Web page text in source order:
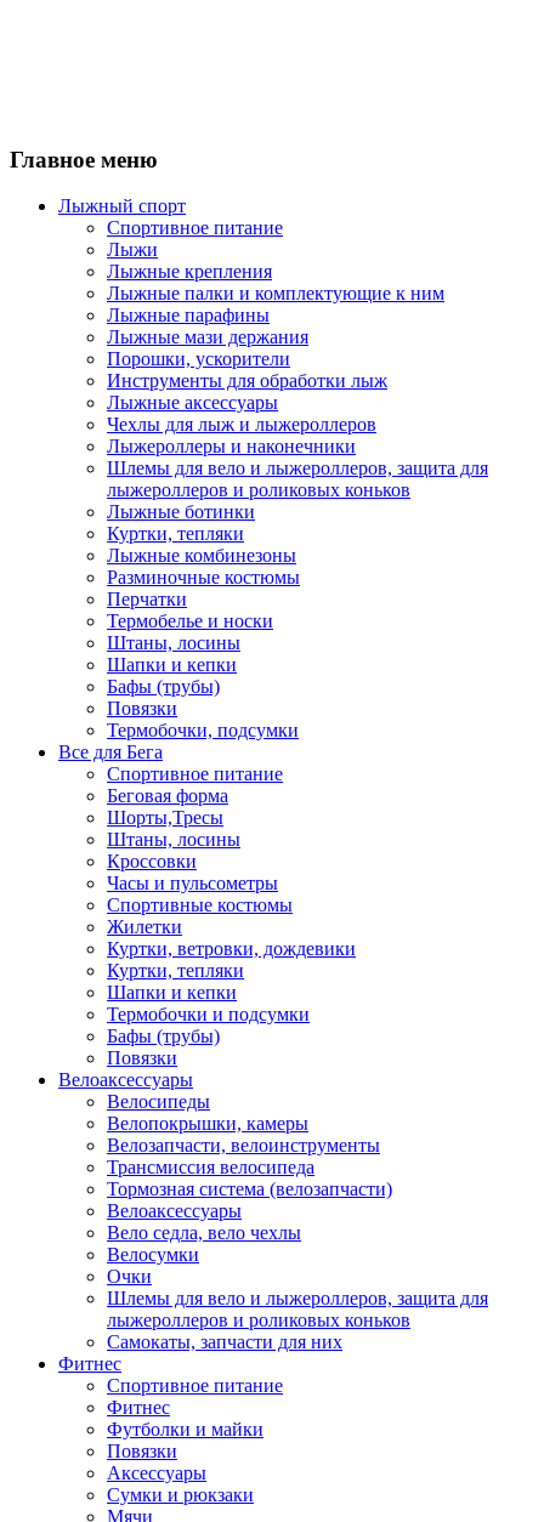
Главное меню
Лыжный спорт
Спортивное питание
Лыжи
Лыжные крепления
Лыжные палки и комплектующие к ним
Лыжные парафины
Лыжные мази держания
Порошки, ускорители
Инструменты для обработки лыж
Лыжные аксессуары
Чехлы для лыж и лыжероллеров
Лыжероллеры и наконечники
Шлемы для вело и лыжероллеров, защита для
лыжероллеров и роликовых коньков
Лыжные ботинки
Куртки, тепляки
Лыжные комбинезоны
Разминочные костюмы
Перчатки
Термобелье и носки
Штаны, лосины
Шапки и кепки
Бафы (трубы)
Повязки
Термобочки, подсумки
Все для Бега
Спортивное питание
Беговая форма
Шорты,Тресы
Штаны, лосины
Кроссовки
Часы и пульсометры
Спортивные костюмы
Жилетки
Куртки, ветровки, дождевики
Куртки, тепляки
Шапки и кепки
Термобочки и подсумки
Бафы (трубы)
Повязки
Велоаксессуары
Велосипеды
Велопокрышки, камеры
Велозапчасти, велоинструменты
Трансмиссия велосипеда
Тормозная система (велозапчасти)
Велоаксессуары
Вело седла, вело чехлы
Велосумки
Очки
Шлемы для вело и лыжероллеров, защита для
лыжероллеров и роликовых коньков
Самокаты, запчасти для них
Фитнес
Спортивное питание
Фитнес
Футболки и майки
Повязки
Аксессуары
Сумки и рюкзаки
Мячи